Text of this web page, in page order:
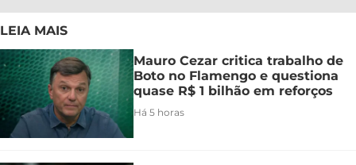
LEIA MAIS
Mauro Cezar critica trabalho de
Boto no Flamengo e questiona
quase R$ 1 bilhão em reforços
Há 5 horas